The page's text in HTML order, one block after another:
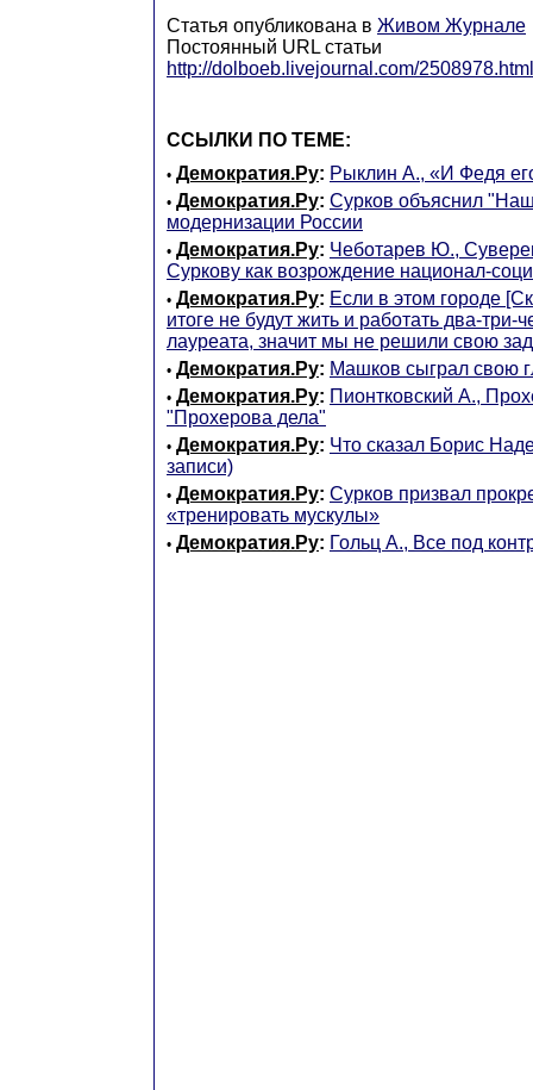
Статья опубликована в Живом Журнале
Постоянный URL статьи
http://dolboeb.livejournal.com/2508978.html
ССЫЛКИ ПО ТЕМЕ:
• Демократия.Ру: Рыклин А., «И Федя
• Демократия.Ру: Сурков объяснил
модернизации России
• Демократия.Ру: Чеботарев Ю.,
Суркову как возрождение национал-
• Демократия.Ру: Если в этом городе
итоге не будут жить и работать два-три-
лауреата, значит мы не решили свою
• Демократия.Ру: Машков сыграл свою
• Демократия.Ру: Пионтковский А.,
"Прохерова дела"
• Демократия.Ру: Что сказал Борис
записи)
• Демократия.Ру: Сурков призвал
«тренировать мускулы»
• Демократия.Ру: Гольц А., Все под